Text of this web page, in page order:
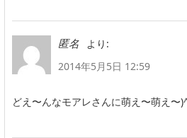
匿名
より:
2014年5月5日 12:59
どえ〜んなモアレさんに萌え〜萌え〜